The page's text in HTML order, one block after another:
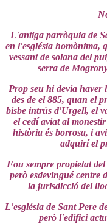
L'antiga parròquia de
en l'església homònima,
vessant de solana del
serra de
Prop seu hi devia haver
des de el 885, quan el
bisbe intrús d'Urgell, el
el cedí aviat al
història és borrosa, i
adquirí el
Fou sempre propietat
però esdevingué centre
la jurisdicció del
L'església de Sant Pere
però l'edifici